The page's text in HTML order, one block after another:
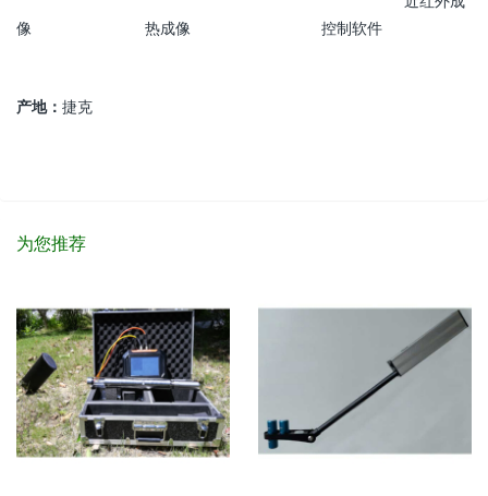
像 热成像 控制软件
产地： 捷克
为您推荐